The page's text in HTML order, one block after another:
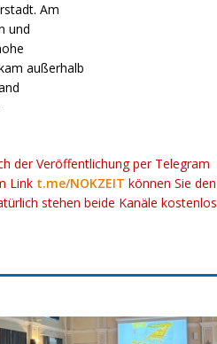
Am
und
außerhalb
der Veröffentlichung per Telegram
Link t.me/NOKZEIT können Sie den
stehen beide Kanäle kostenlos